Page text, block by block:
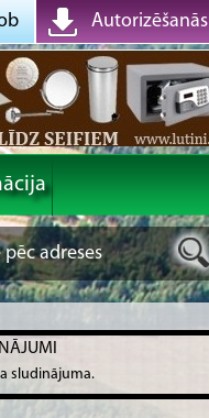
Autorizēšanās
sludinājuma.